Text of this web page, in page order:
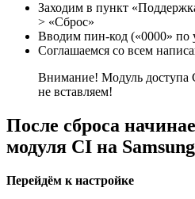
Заходим в пункт
> «Сброс»
Вводим пин-код («0000» по
Соглашаемся со всем
Внимание! Модуль доступа
не вставляем!
После сброса
модуля CI на
Перейдём к настройке